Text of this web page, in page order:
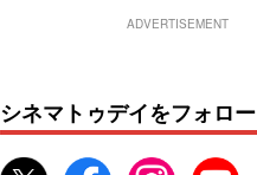
ADVERTISEMENT
シネマトゥデイをフォロー